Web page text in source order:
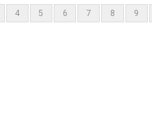
4 5 6 7 8 9